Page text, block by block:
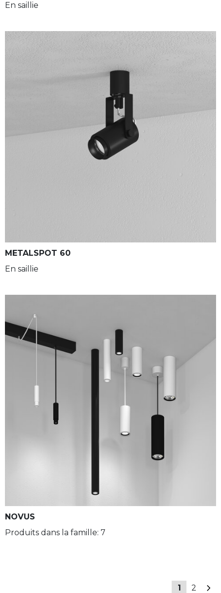
En saillie
METALSPOT 60
En saillie
NOVUS
Produits dans la famille: 7
1 2